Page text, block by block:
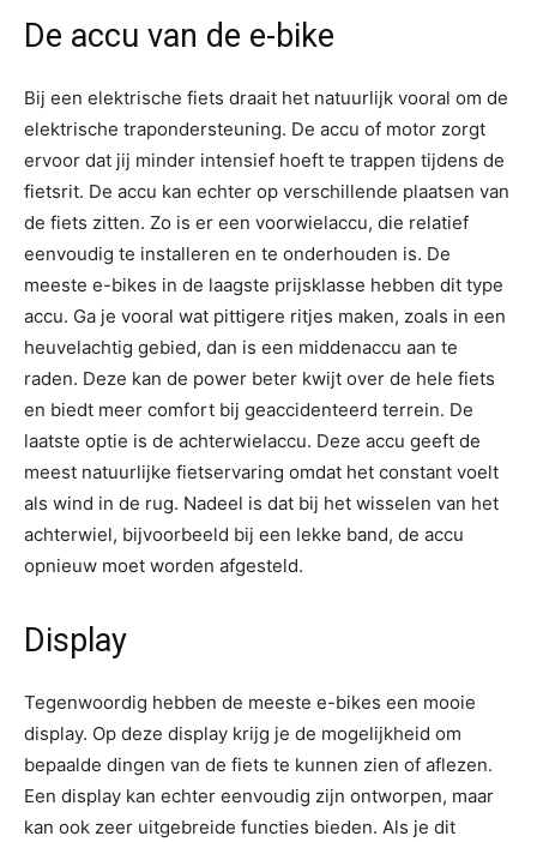
De accu van de e-bike
Bij een elektrische fiets draait het natuurlijk vooral om de
elektrische trapondersteuning. De accu of motor zorgt
ervoor dat jij minder intensief hoeft te trappen tijdens de
fietsrit. De accu kan echter op verschillende plaatsen van
de fiets zitten. Zo is er een voorwielaccu, die relatief
eenvoudig te installeren en te onderhouden is. De
meeste e-bikes in de laagste prijsklasse hebben dit type
accu. Ga je vooral wat pittigere ritjes maken, zoals in een
heuvelachtig gebied, dan is een middenaccu aan te
raden. Deze kan de power beter kwijt over de hele fiets
en biedt meer comfort bij geaccidenteerd terrein. De
laatste optie is de achterwielaccu. Deze accu geeft de
meest natuurlijke fietservaring omdat het constant voelt
als wind in de rug. Nadeel is dat bij het wisselen van het
achterwiel, bijvoorbeeld bij een lekke band, de accu
opnieuw moet worden afgesteld.
Display
Tegenwoordig hebben de meeste e-bikes een mooie
display. Op deze display krijg je de mogelijkheid om
bepaalde dingen van de fiets te kunnen zien of aflezen.
Een display kan echter eenvoudig zijn ontworpen, maar
kan ook zeer uitgebreide functies bieden. Als je dit